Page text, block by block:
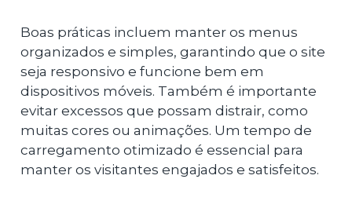
Boas práticas incluem manter os menus
organizados e simples, garantindo que o site
seja responsivo e funcione bem em
dispositivos móveis. Também é importante
evitar excessos que possam distrair, como
muitas cores ou animações. Um tempo de
carregamento otimizado é essencial para
manter os visitantes engajados e satisfeitos.